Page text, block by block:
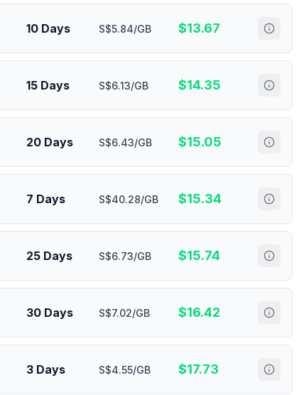
10 Days S$5.84/GB $13.67
15 Days S$6.13/GB $14.35
20 Days S$6.43/GB $15.05
7 Days S$40.28/GB $15.34
25 Days S$6.73/GB $15.74
30 Days S$7.02/GB $16.42
3 Days S$4.55/GB $17.73